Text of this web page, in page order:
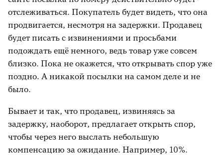
отслеживаться. Покупатель будет видеть, что она
продвигается, несмотря на задержки. Продавец
будет писать с извинениями и просьбами
подождать ещё немного, ведь товар уже совсем
близко. Пока не окажется, что открывать спор уже
поздно. А никакой посылки на самом деле и не
было.
Бывает и так, что продавец, извиняясь за
задержку, наоборот, предлагает открыть спор,
чтобы через него выслать небольшую
компенсацию за ожидание. Например, 10%.